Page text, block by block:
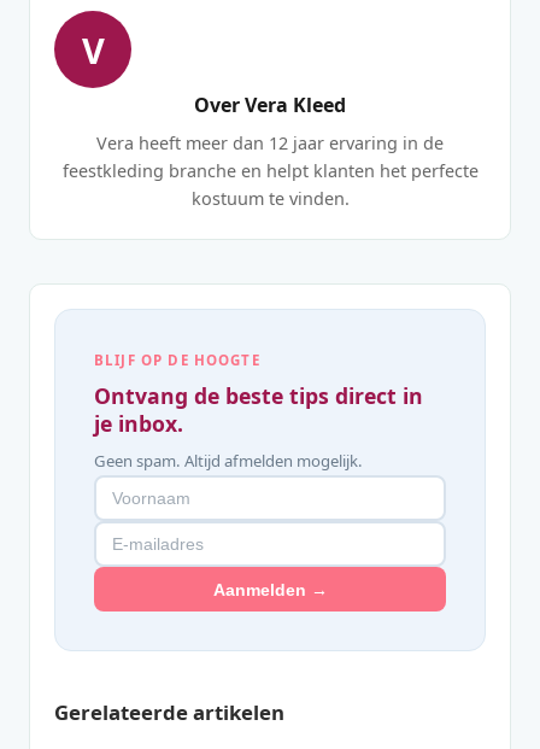
V
Over Vera Kleed
Vera heeft meer dan 12 jaar ervaring in de
feestkleding branche en helpt klanten het perfecte
kostuum te vinden.
BLIJF OP DE HOOGTE
Ontvang de beste tips direct in
je inbox.
Geen spam. Altijd afmelden mogelijk.
Aanmelden →
Gerelateerde artikelen